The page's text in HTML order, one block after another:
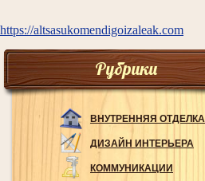
https://altsasukomendigoizaleak.com
Рубрики
ВНУТРЕННЯЯ ОТДЕЛКА
ДИЗАЙН ИНТЕРЬЕРА
КОММУНИКАЦИИ